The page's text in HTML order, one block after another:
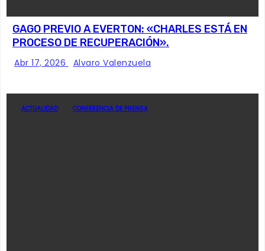
GAGO PREVIO A EVERTON: «CHARLES ESTÁ EN
PROCESO DE RECUPERACIÓN».
Abr 17, 2026 Alvaro Valenzuela
ACTUALIDAD CONFERENCIA DE PRENSA